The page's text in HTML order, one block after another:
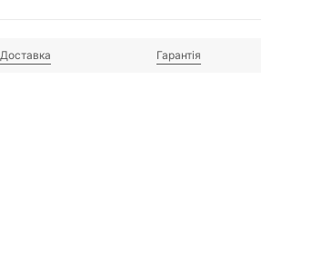
Доставка Гарантія